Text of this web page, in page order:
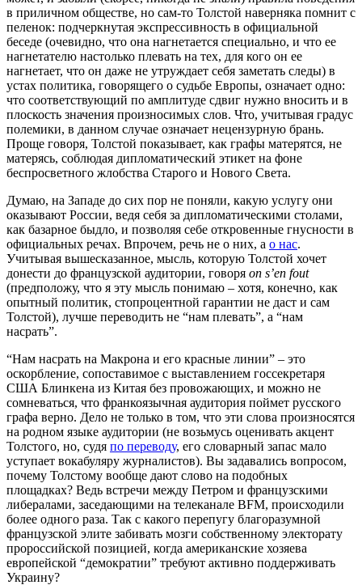
в приличном обществе, но сам-то Толстой наверняка помнит с
пеленок: подчеркнутая экспрессивность в официальной
беседе (очевидно, что она нагнетается специально, и что ее
нагнетателю настолько плевать на тех, для кого он ее
нагнетает, что он даже не утруждает себя заметать следы) в
устах политика, говорящего о судьбе Европы, означает одно:
что соответствующий по амплитуде сдвиг нужно вносить и в
плоскость значения произносимых слов. Что, учитывая градус
полемики, в данном случае означает нецензурную брань.
Проще говоря, Толстой показывает, как графы матерятся, не
матерясь, соблюдая дипломатический этикет на фоне
беспросветного жлобства Старого и Нового Света.
Думаю, на Западе до сих пор не поняли, какую услугу они
оказывают России, ведя себя за дипломатическими столами,
как базарное быдло, и позволяя себе откровенные гнусности в
официальных речах. Впрочем, речь не о них, а о нас.
Учитывая вышесказанное, мысль, которую Толстой хочет
донести до французской аудитории, говоря on s’en fout
(предположу, что я эту мысль понимаю – хотя, конечно, как
опытный политик, стопроцентной гарантии не даст и сам
Толстой), лучше переводить не “нам плевать”, а “нам
насрать”.
“Нам насрать на Макрона и его красные линии” – это
оскорбление, сопоставимое с выставлением госсекретаря
США Блинкена из Китая без провожающих, и можно не
сомневаться, что франкоязычная аудитория поймет русского
графа верно. Дело не только в том, что эти слова произносятся
на родном языке аудитории (не возьмусь оценивать акцент
Толстого, но, судя по переводу, его словарный запас мало
уступает вокабуляру журналистов). Вы задавались вопросом,
почему Толстому вообще дают слово на подобных
площадках? Ведь встречи между Петром и французскими
либералами, заседающими на телеканале BFM, происходили
более одного раза. Так с какого перепугу благоразумной
французской элите забивать мозги собственному электорату
пророссийской позицией, когда американские хозяева
европейской “демократии” требуют активно поддерживать
Украину?